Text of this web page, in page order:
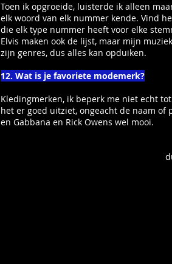
Toen ik opgroeide, luisterde ik alleen
elk woord van elk nummer kende. Vind
die elk type nummer heeft voor elke
Elvis maken ook de lijst, maar mijn
zijn genres, dus alles kan opduiken.
12. Wat is je favoriete modemerk?
Kledingmerken, ik beperk me niet echt
het er goed uitziet, ongeacht de naam of
en Gabbana en Rick Owens wel mooi.